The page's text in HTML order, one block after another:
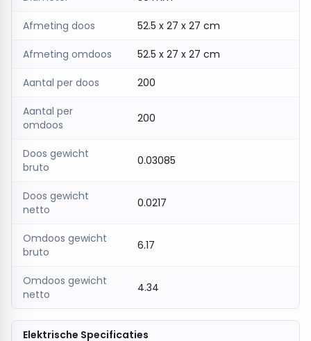
Afmeting doos 52.5 x 27 x 27 cm
Afmeting omdoos 52.5 x 27 x 27 cm
Aantal per doos 200
Aantal per
omdoos
200
Doos gewicht
bruto
0.03085
Doos gewicht
netto
0.0217
Omdoos gewicht
bruto
6.17
Omdoos gewicht
netto
4.34
Elektrische Specificaties